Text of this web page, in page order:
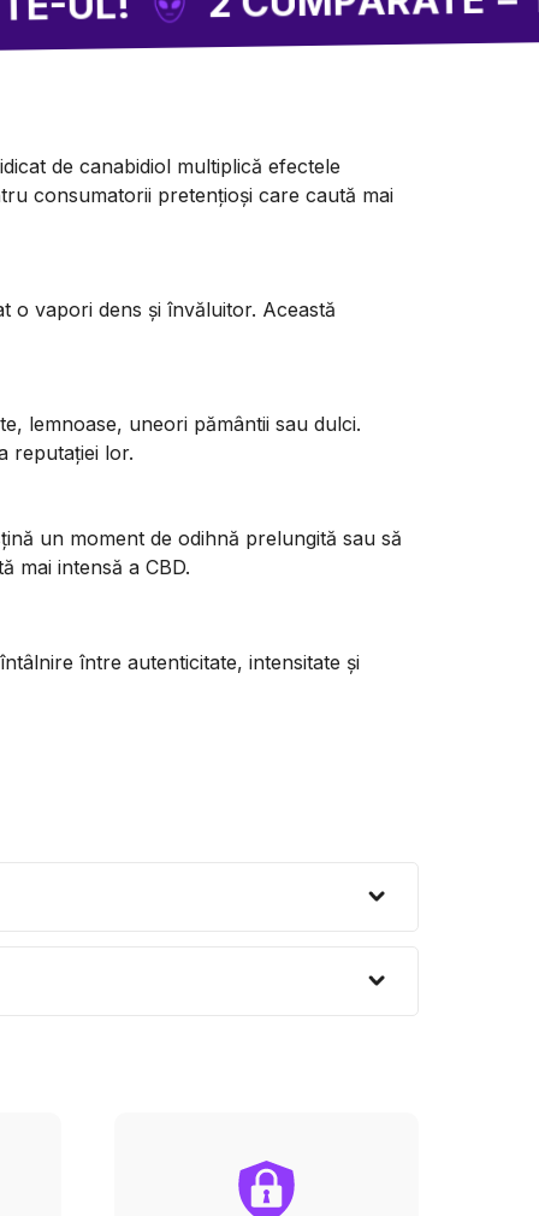
de canabidiol multiplică efectele
consumatorii pretențioși care caută mai
o vapori dens și învăluitor. Această
lemnoase, uneori pământii sau dulci.
reputației lor.
un moment de odihnă prelungită sau să
mai intensă a CBD.
între autenticitate, intensitate și